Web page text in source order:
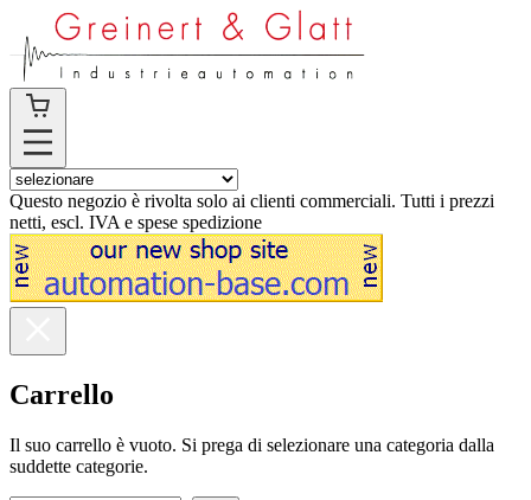
Questo negozio è rivolta solo ai clienti commerciali. Tutti i prezzi
netti, escl. IVA e spese spedizione
Carrello
Il suo carrello è vuoto. Si prega di selezionare una categoria dalla
suddette categorie.